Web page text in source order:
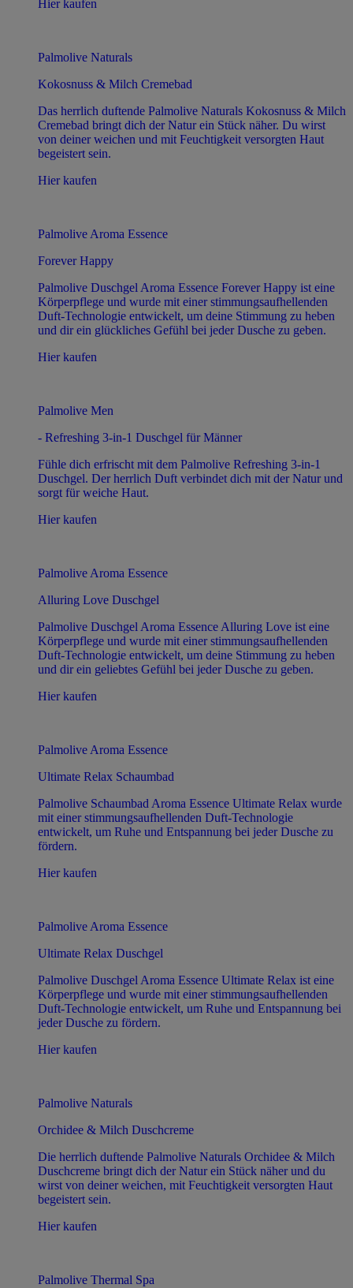
Hier kaufen
Palmolive Naturals
Kokosnuss & Milch Cremebad
Das herrlich duftende Palmolive Naturals Kokosnuss & Milch
Cremebad bringt dich der Natur ein Stück näher. Du wirst
von deiner weichen und mit Feuchtigkeit versorgten Haut
begeistert sein.
Hier kaufen
Palmolive Aroma Essence
Forever Happy
Palmolive Duschgel Aroma Essence Forever Happy ist eine
Körperpflege und wurde mit einer stimmungsaufhellenden
Duft-Technologie entwickelt, um deine Stimmung zu heben
und dir ein glückliches Gefühl bei jeder Dusche zu geben.
Hier kaufen
Palmolive Men
- Refreshing 3-in-1 Duschgel für Männer
Fühle dich erfrischt mit dem Palmolive Refreshing 3-in-1
Duschgel. Der herrlich Duft verbindet dich mit der Natur und
sorgt für weiche Haut.
Hier kaufen
Palmolive Aroma Essence
Alluring Love Duschgel
Palmolive Duschgel Aroma Essence Alluring Love ist eine
Körperpflege und wurde mit einer stimmungsaufhellenden
Duft-Technologie entwickelt, um deine Stimmung zu heben
und dir ein geliebtes Gefühl bei jeder Dusche zu geben.
Hier kaufen
Palmolive Aroma Essence
Ultimate Relax Schaumbad
Palmolive Schaumbad Aroma Essence Ultimate Relax wurde
mit einer stimmungsaufhellenden Duft-Technologie
entwickelt, um Ruhe und Entspannung bei jeder Dusche zu
fördern.
Hier kaufen
Palmolive Aroma Essence
Ultimate Relax Duschgel
Palmolive Duschgel Aroma Essence Ultimate Relax ist eine
Körperpflege und wurde mit einer stimmungsaufhellenden
Duft-Technologie entwickelt, um Ruhe und Entspannung bei
jeder Dusche zu fördern.
Hier kaufen
Palmolive Naturals
Orchidee & Milch Duschcreme
Die herrlich duftende Palmolive Naturals Orchidee & Milch
Duschcreme bringt dich der Natur ein Stück näher und du
wirst von deiner weichen, mit Feuchtigkeit versorgten Haut
begeistert sein.
Hier kaufen
Palmolive Thermal Spa